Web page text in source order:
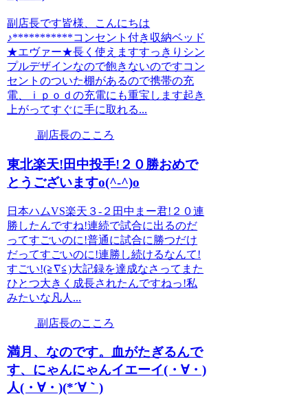
副店長です皆様、こんにちは
♪***********コンセント付き収納ベッド
★エヴァー★長く使えますすっきりシン
プルデザインなので飽きないのですコン
セントのついた棚があるので携帯の充
電、ｉｐｏｄの充電にも重宝します起き
上がってすぐに手に取れる...
副店長のこころ
東北楽天!田中投手!２０勝おめで
とうございますo(^-^)o
日本ハムVS楽天３-２田中まー君!２０連
勝したんですね!連続で試合に出るのだ
ってすごいのに!普通に試合に勝つだけ
だってすごいのに!連勝し続けるなんて!
すごい!(≧∇≦)大記録を達成なさってまた
ひとつ大きく成長されたんですねっ!私
みたいな凡人...
副店長のこころ
満月、なのです。血がたぎるんで
す、にゃんにゃんイエーイ(・∀・)
人(・∀・)(*´∀｀)